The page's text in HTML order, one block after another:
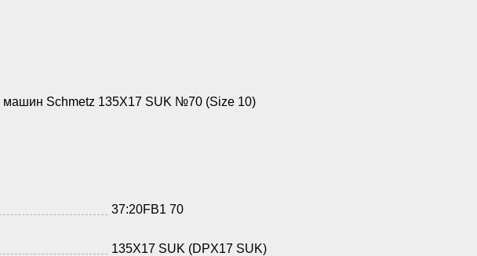
Schmetz 135X17 SUK №70 (Size 10)
37:20FB1 70
135X17 SUK (DPX17 SUK)